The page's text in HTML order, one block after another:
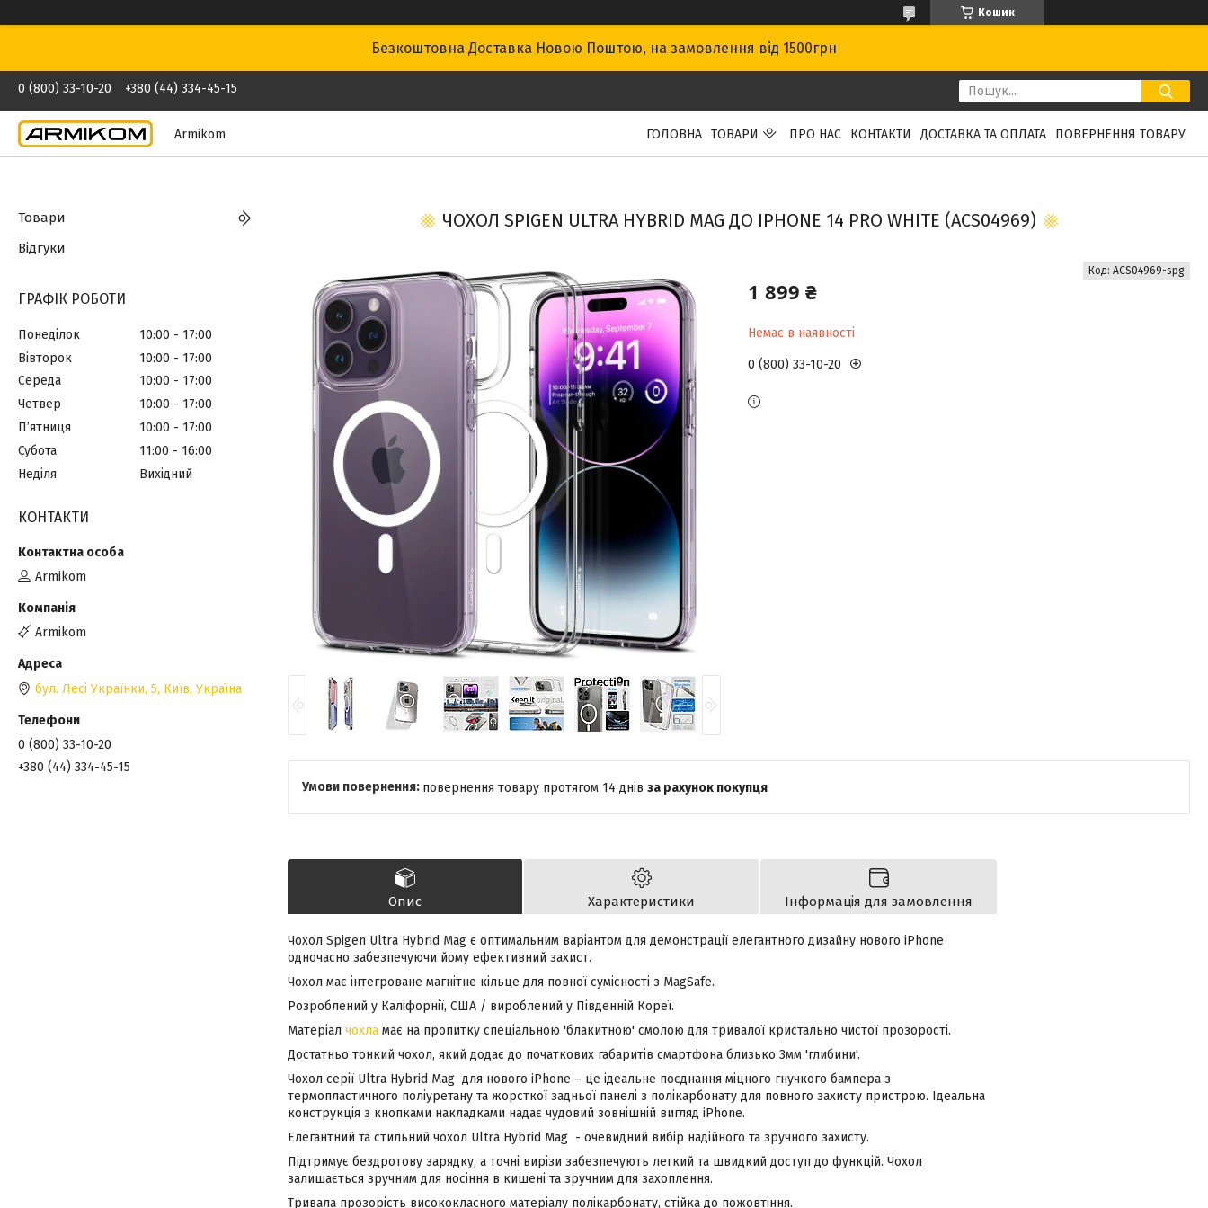
Кошик
Безкоштовна Доставка Новою Поштою, на замовлення від 1500грн
0 (800) 33-10-20 +380 (44) 334-45-15
Armikom ГОЛОВНА ТОВАРИ ПРО НАС КОНТАКТИ ДОСТАВКА ТА ОПЛАТА ПОВЕРНЕННЯ ТОВАРУ
ЧОХОЛ SPIGEN ULTRA HYBRID MAG ДО IPHONE 14 PRO WHITE (ACS04969)
1 899 ₴
Немає в наявності
Код: ACS04969-spg
0 (800) 33-10-20
повернення товару протягом 14 днів за рахунок покупця
Опис Характеристики Інформація для замовлення
Чохол Spigen Ultra Hybrid Mag є оптимальним варіантом для демонстрації елегантного дизайну нового iPhone
одночасно забезпечуючи йому ефективний захист.
Чохол має інтегроване магнітне кільце для повної сумісності з MagSafe.
Розроблений у Каліфорнії, США / вироблений у Південній Кореї.
Матеріал чохла має на пропитку спеціальною 'блакитною' смолою для тривалої кристально чистої прозорості.
Достатньо тонкий чохол, який додає до початкових габаритів смартфона близько 3мм 'глибини'.
Чохол серії Ultra Hybrid Mag для нового iPhone – це ідеальне поєднання міцного гнучкого бампера з
термопластичного поліуретану та жорсткої задньої панелі з полікарбонату для повного захисту пристрою. Ідеальна
конструкція з кнопками накладками надає чудовий зовнішній вигляд iPhone.
Елегантний та стильний чохол Ultra Hybrid Mag - очевидний вибір надійного та зручного захисту.
Підтримує бездротову зарядку, а точні вирізи забезпечують легкий та швидкий доступ до функцій. Чохол
залишається зручним для носіння в кишені та зручним для захоплення.
Тривала прозорість висококласного матеріалу полікарбонату, стійка до пожовтіння.
Товари
Відгуки
ГРАФІК РОБОТИ
Понеділок 10:00
17:00
Вівторок
10:00
17:00
Середа
10:00
17:00
Четвер
10:00
17:00
Пʼятниця
10:00
17:00
Субота
11:00
16:00
Неділя
Вихідний
КОНТАКТИ
Armikom
Armikom
бул. Лесі Українки, 5, Київ, Україна
0 (800) 33-10-20
+380 (44) 334-45-15